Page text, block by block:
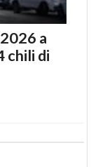
a
chili di